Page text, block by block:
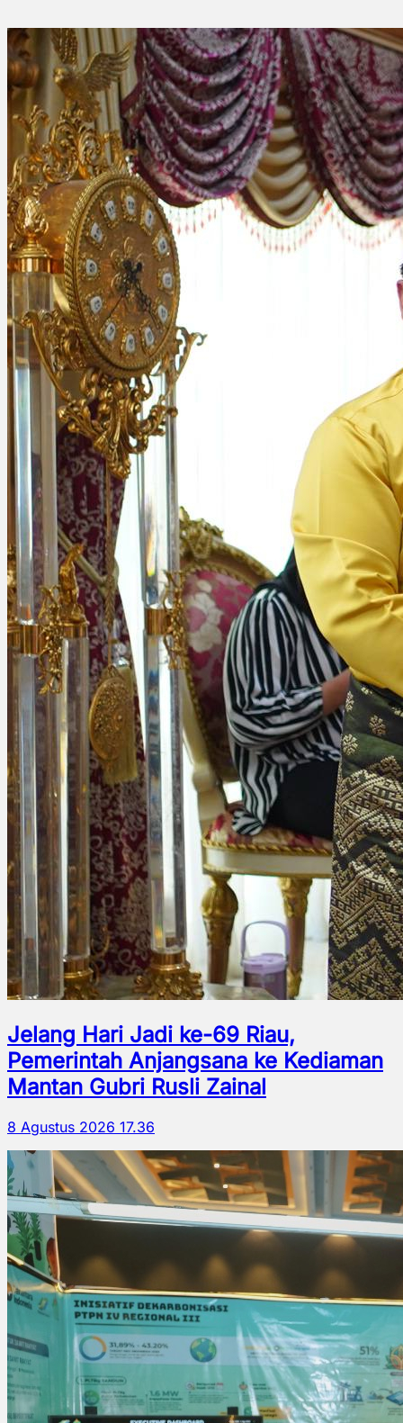
Jelang Hari Jadi ke-69 Riau,
Pemerintah Anjangsana ke Kediaman
Mantan Gubri Rusli Zainal
8 Agustus 2026 17.36